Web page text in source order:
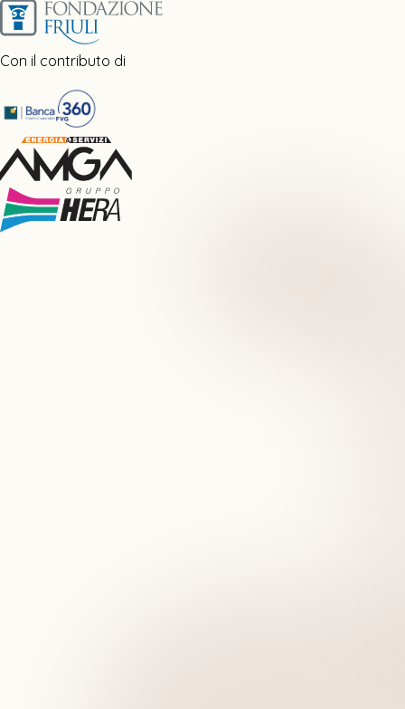
Con il contributo di